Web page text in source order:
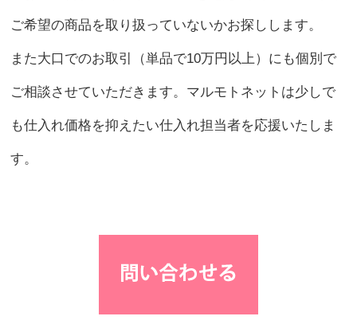
ご希望の商品を取り扱っていないかお探しします。
また大口でのお取引（単品で10万円以上）にも個別で
ご相談させていただきます。マルモトネットは少しで
も仕入れ価格を抑えたい仕入れ担当者を応援いたしま
す。